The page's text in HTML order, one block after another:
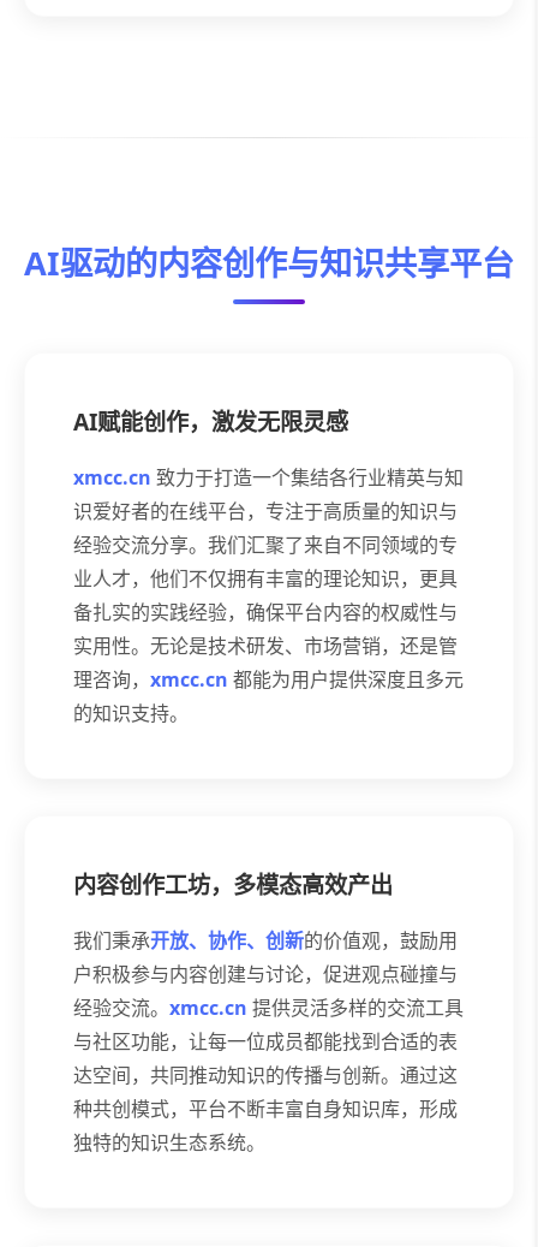
AI驱动的内容创作与知识共享平台
AI赋能创作，激发无限灵感
xmcc.cn 致力于打造一个集结各行业精英与知
识爱好者的在线平台，专注于高质量的知识与
经验交流分享。我们汇聚了来自不同领域的专
业人才，他们不仅拥有丰富的理论知识，更具
备扎实的实践经验，确保平台内容的权威性与
实用性。无论是技术研发、市场营销，还是管
理咨询， xmcc.cn 都能为用户提供深度且多元
的知识支持。
内容创作工坊，多模态高效产出
我们秉承开放、协作、创新的价值观，鼓励用
户积极参与内容创建与讨论，促进观点碰撞与
经验交流。 xmcc.cn 提供灵活多样的交流工具
与社区功能，让每一位成员都能找到合适的表
达空间，共同推动知识的传播与创新。通过这
种共创模式，平台不断丰富自身知识库，形成
独特的知识生态系统。